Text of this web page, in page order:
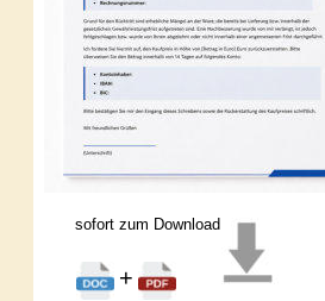
+
sofort zum Download